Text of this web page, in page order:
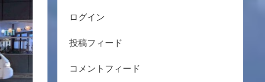
ログイン
投稿フィード
コメントフィード